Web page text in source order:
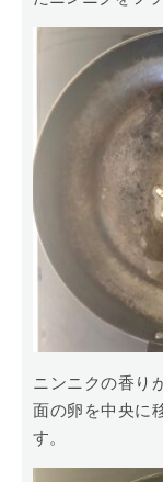
ニンニクの香り
面の卵を中央に
す。